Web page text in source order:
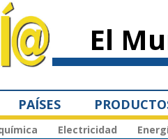
El
PAÍSES
Electricidad